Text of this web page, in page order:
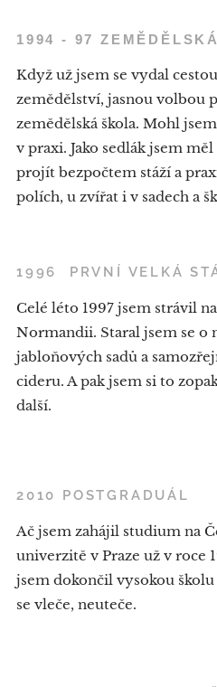
1994 - 97
Když už jsem se vydal
zemědělství, jasnou volbou
zemědělská škola. Mohl
v praxi. Jako sedlák jsem
projít bezpočtem stáží a
polích, u zvířat i v sadech a
1996 PRVNÍ VELKÁ
Celé léto 1997 jsem strávil
Normandii. Staral jsem se o
jabloňových sadů a
cideru. A pak jsem si to
další.
2010 POSTGRADUÁL
Ač jsem zahájil studium na
univerzitě v Praze už v roce
jsem dokončil vysokou
se vleče, neuteče.